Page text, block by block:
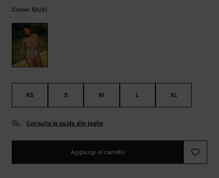
Colori Multi
XS S M L XL
Consulta la guida alle taglie
Aggiungi al carrello